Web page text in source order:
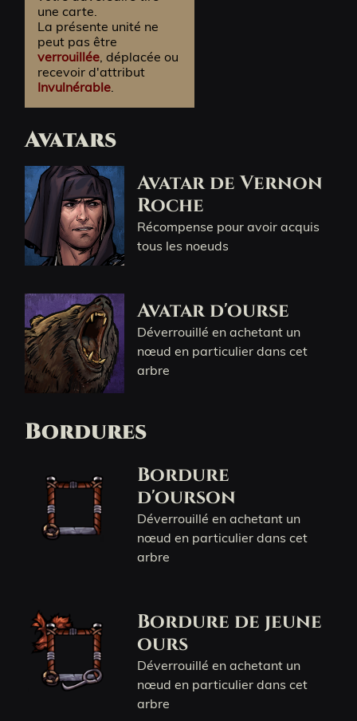
une carte.
La présente unité ne
peut pas être
verrouillée , déplacée ou
recevoir d'attribut
Invulnérable
Avatars
Avatar de Vernon
Roche
Récompense pour avoir acquis
tous les noeuds
Avatar d'ourse
Déverrouillé en achetant un
nœud en particulier dans cet
arbre
Bordures
Bordure
d'ourson
Déverrouillé en achetant un
nœud en particulier dans cet
arbre
Bordure de jeune
ours
Déverrouillé en achetant un
nœud en particulier dans cet
arbre